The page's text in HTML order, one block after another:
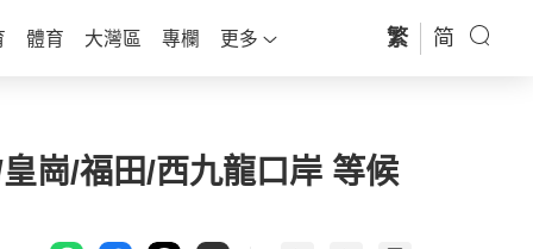
體育 大灣區 專欄 更多 繁 简
崗/福田/西九龍口岸 等候